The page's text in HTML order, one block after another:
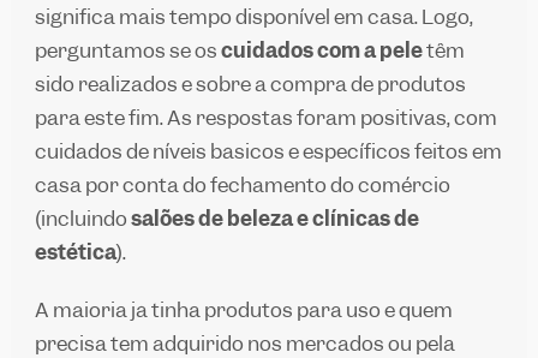
significa mais tempo disponível em casa. Logo,
perguntamos se oscuidados com a peletêm
sido realizados e sobre a compra de produtos
para este fim. As respostas foram positivas, com
cuidados de níveis básicos e específicos feitos em
casa por conta do fechamento do comércio
(incluindosalões de beleza e clínicas de
estética).
A maioria já tinha produtos para uso e quem
precisa tem adquirido nos mercados ou pela